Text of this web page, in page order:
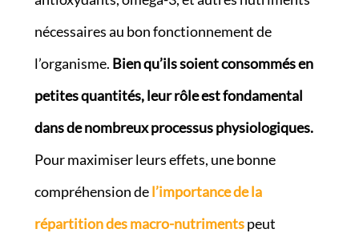
nécessaires au bon fonctionnement de
l’organisme. Bien qu’ils soient consommés en
petites quantités, leur rôle est fondamental
dans de nombreux processus physiologiques.
Pour maximiser leurs effets, une bonne
compréhension del’importance de la
répartition des macro-nutrimentspeut